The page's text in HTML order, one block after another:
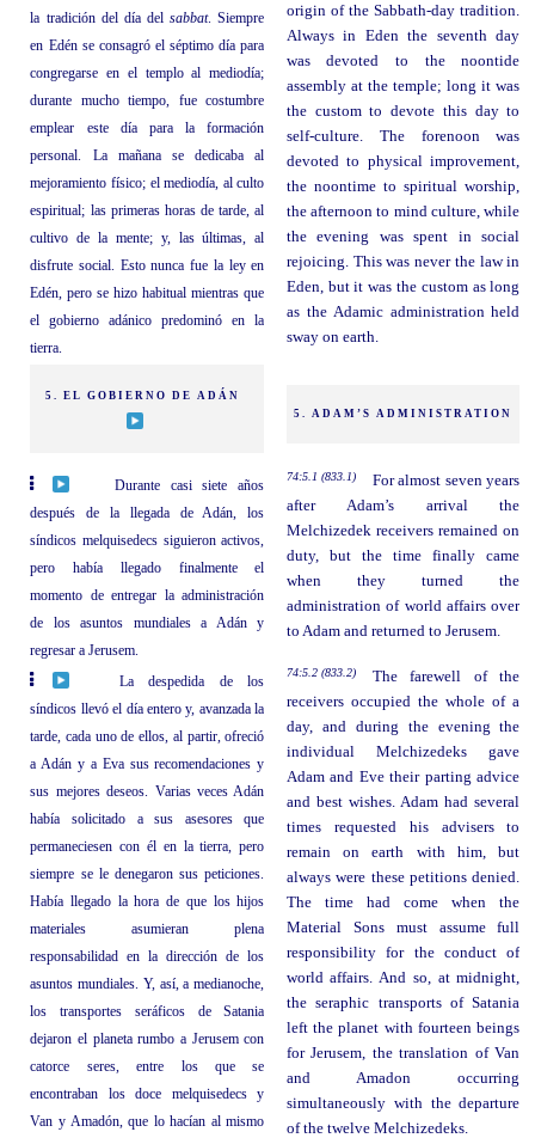
la tradición del día delsabbat. Siempre
en Edén se consagró el séptimo día para
congregarse en el templo al mediodía;
durante mucho tiempo, fue costumbre
emplear este día para la formación
personal. La mañana se dedicaba al
mejoramiento físico; el mediodía, al culto
espiritual; las primeras horas de tarde, al
cultivo de la mente; y, las últimas, al
disfrute social. Esto nunca fue la ley en
Edén, pero se hizo habitual mientras que
el gobierno adánico predominó en la
tierra.
origin of the Sabbath-day tradition.
Always in Eden the seventh day
was devoted to the noontide
assembly at the temple; long it was
the custom to devote this day to
self-culture. The forenoon was
devoted to physical improvement,
the noontime to spiritual worship,
the afternoon to mind culture, while
the evening was spent in social
rejoicing. This was never the law in
Eden, but it was the custom as long
as the Adamic administration held
sway on earth.
5. EL GOBIERNO DE ADÁN
5. ADAM’S ADMINISTRATION
Durante casi siete años
después de la llegada de Adán, los
síndicos melquisedecs siguieron activos,
pero había llegado finalmente el
momento de entregar la administración
de los asuntos mundiales a Adán y
regresar a Jerusem.
74:5.1 (833.1)
For almost seven years
after Adam’s arrival the
Melchizedek receivers remained on
duty, but the time finally came
when they turned the
administration of world affairs over
to Adam and returned to Jerusem.
La despedida de los
síndicos llevó el día entero y, avanzada la
tarde, cada uno de ellos, al partir, ofreció
a Adán y a Eva sus recomendaciones y
sus mejores deseos. Varias veces Adán
había solicitado a sus asesores que
permaneciesen con él en la tierra, pero
siempre se le denegaron sus peticiones.
Había llegado la hora de que los hijos
materiales asumieran plena
responsabilidad en la dirección de los
asuntos mundiales. Y, así, a medianoche,
los transportes seráficos de Satania
dejaron el planeta rumbo a Jerusem con
catorce seres, entre los que se
encontraban los doce melquisedecs y
Van y Amadón, que lo hacían al mismo
74:5.2 (833.2)
The farewell of the
receivers occupied the whole of a
day, and during the evening the
individual Melchizedeks gave
Adam and Eve their parting advice
and best wishes. Adam had several
times requested his advisers to
remain on earth with him, but
always were these petitions denied.
The time had come when the
Material Sons must assume full
responsibility for the conduct of
world affairs. And so, at midnight,
the seraphic transports of Satania
left the planet with fourteen beings
for Jerusem, the translation of Van
and Amadon occurring
simultaneously with the departure
of the twelve Melchizedeks.